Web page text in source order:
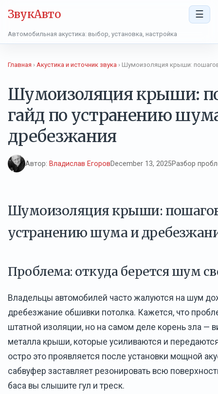
ЗвукАвто ☰
Автомобильная акустика: выбор, установка, настройка
Главная › Акустика и источник звука › Шумоизоляция крыши:
Шумоизоляция крыши:
гайд по устранению
дребезжания
Автор: Владислав ЕгоровDecember 13, 2025Разбор
Шумоизоляция крыши:
устранению шума и
Проблема: откуда берется шум
Владельцы автомобилей часто жалуются на шум
дребезжание обшивки потолка. Кажется, что
штатной изоляции, но на самом деле корень зла —
металла крыши, которые усиливаются и
остро это проявляется после установки мощной
сабвуфер заставляет резонировать всю
баса вы слышите гул и треск.